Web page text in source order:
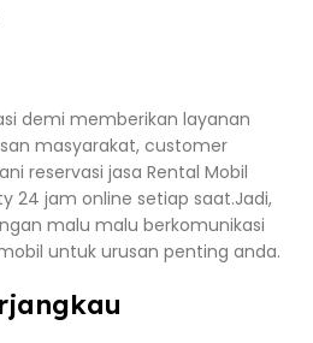
demi memberikan layanan
masyarakat, customer
reservasi jasa Rental Mobil
24 jam online setiap saat.Jadi,
malu malu berkomunikasi
untuk urusan penting anda.